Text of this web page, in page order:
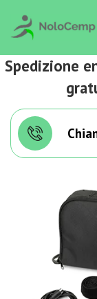
Spedizione